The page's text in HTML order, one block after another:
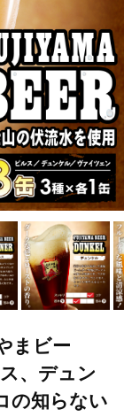
まビー
、デュン
の知らない